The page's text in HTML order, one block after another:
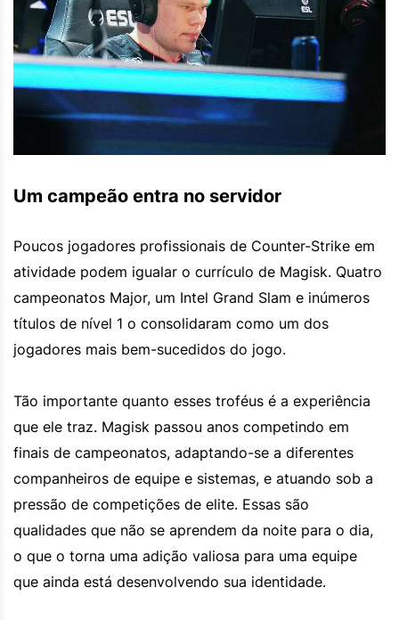
Um campeão entra no servidor
Poucos jogadores profissionais de Counter-Strike em
atividade podem igualar o currículo de Magisk. Quatro
campeonatos Major, um Intel Grand Slam e inúmeros
títulos de nível 1 o consolidaram como um dos
jogadores mais bem-sucedidos do jogo.
Tão importante quanto esses troféus é a experiência
que ele traz. Magisk passou anos competindo em
finais de campeonatos, adaptando-se a diferentes
companheiros de equipe e sistemas, e atuando sob a
pressão de competições de elite. Essas são
qualidades que não se aprendem da noite para o dia,
o que o torna uma adição valiosa para uma equipe
que ainda está desenvolvendo sua identidade.